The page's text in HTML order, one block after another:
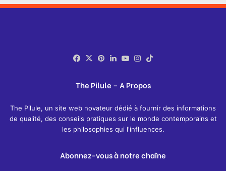
Facebook
X Pinterest
Linkedin
YouTubeInstagram
The Pilule – A Propos
The Pilule, un site web novateur dédié à fournir des informations
de qualité, des conseils pratiques sur le monde contemporains et
les philosophies qui l'influences.
Abonnez-vous à notre chaîne